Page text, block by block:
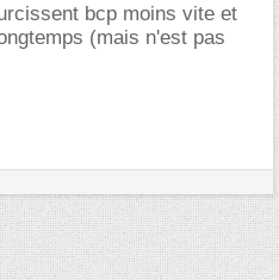
bcp moins vite et
(mais n'est pas